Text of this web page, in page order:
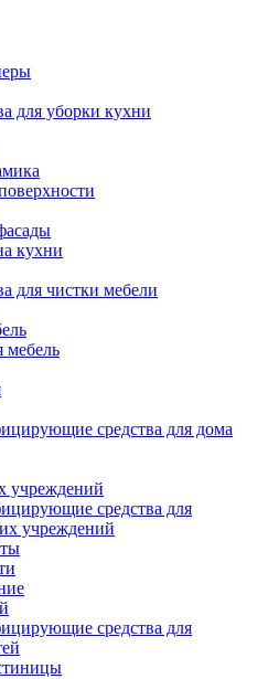
для уборки кухни
кухни
для чистки мебели
мебель
средства для дома
учреждений
средства для
учреждений
средства для